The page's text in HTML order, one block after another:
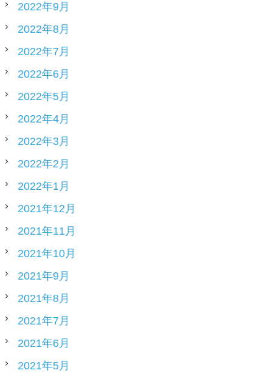
2022年9月
2022年8月
2022年7月
2022年6月
2022年5月
2022年4月
2022年3月
2022年2月
2022年1月
2021年12月
2021年11月
2021年10月
2021年9月
2021年8月
2021年7月
2021年6月
2021年5月